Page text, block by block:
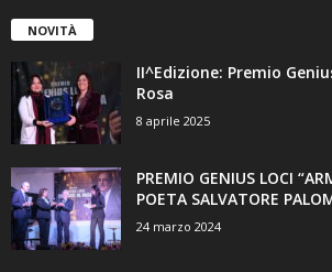
NOVITÀ
II^Edizione: Premio
Rosa
8 aprile 2025
PREMIO GENIUS LOCI
POETA SALVATORE
24 marzo 2024